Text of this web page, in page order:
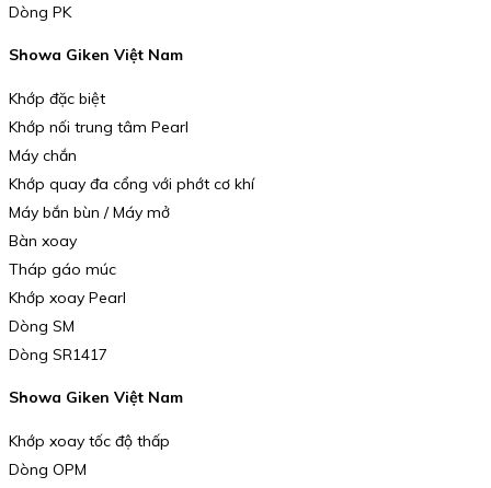
Dòng PK
Showa Giken Việt Nam
Khớp đặc biệt
Khớp nối trung tâm Pearl
Máy chắn
Khớp quay đa cổng với phớt cơ khí
Máy bắn bùn / Máy mở
Bàn xoay
Tháp gáo múc
Khớp xoay Pearl
Dòng SM
Dòng SR1417
Showa Giken Việt Nam
Khớp xoay tốc độ thấp
Dòng OPM